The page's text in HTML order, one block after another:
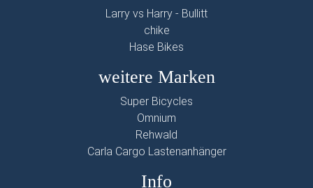
Larry vs Harry - Bullitt
chike
Hase Bikes
weitere Marken
Super Bicycles
Omnium
Rehwald
Carla Cargo Lastenanhänger
Info